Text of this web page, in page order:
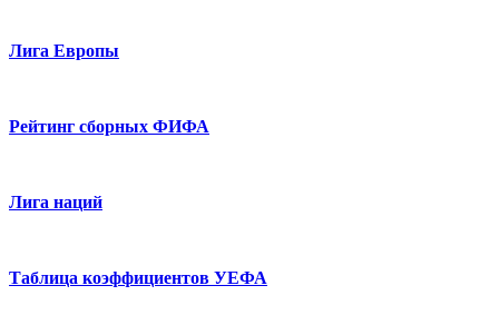
Лига Европы
Рейтинг сборных ФИФА
Лига наций
Таблица коэффициентов УЕФА